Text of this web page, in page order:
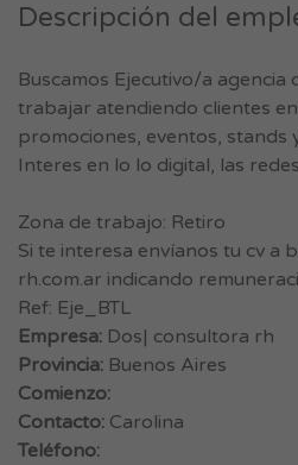
Descripción del
Buscamos Ejecutivo/a agencia
trabajar atendiendo clientes
promociones, eventos, stands
Interes en lo lo digital, las
Zona de trabajo: Retiro
Si te interesa envíanos tu cv a
rh.com.ar indicando
Ref: Eje_BTL
Empresa: Dos| consultora rh
Provincia: Buenos Aires
Comienzo:
Contacto: Carolina
Teléfono: